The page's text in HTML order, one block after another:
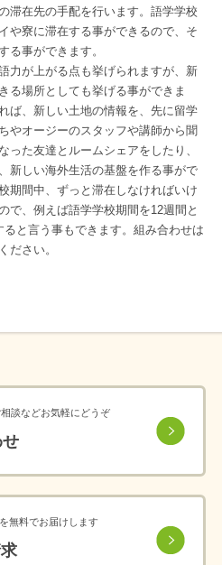
滞在先の手配を行います。語学学校
や寮に滞在する事ができるので、そ
る事ができます。
力が上がる点も挙げられますが、新
る場所としても挙げる事ができま
ば、新しい土地の情報を、先に留学
やオージーのスタッフや講師から聞
った友達とルームシェアをしたり、
新しい海外生活の基盤を作る事がで
期間中、ずっと滞在しなければいけ
で、例えば語学学校期間を12週間と
と言う事もできます。組み合わせは
ださい。
談などお気軽にどうぞ
無料でお届けします